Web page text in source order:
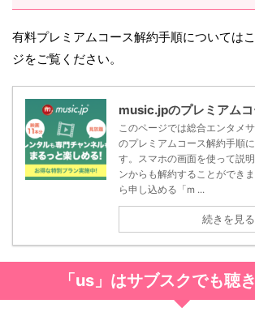
有料プレミアムコース解約手順については
ジをご覧ください。
music.jpのプレミアム
このページでは総合エンタメ
のプレミアムコース解約手順
す。スマホの画面を使って説
ンからも解約することができ
ら申し込める「m ...
続きを見る
「us」はサブスクでも聴